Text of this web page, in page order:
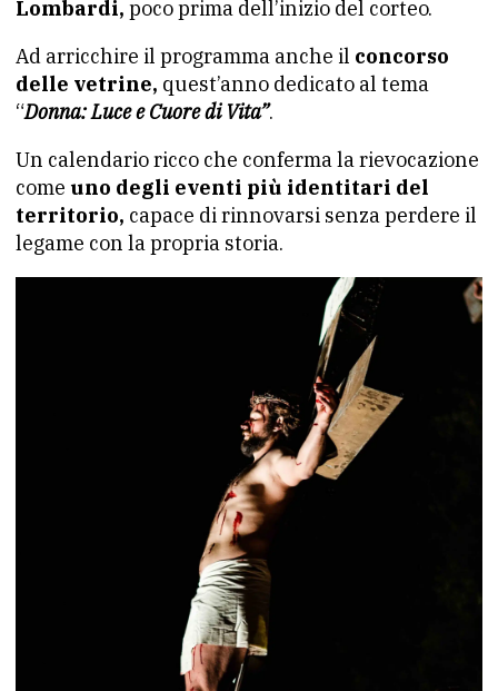
Lombardi, poco prima dell’inizio del corteo.
Ad arricchire il programma anche il concorso
delle vetrine, quest’anno dedicato al tema
“Donna: Luce e Cuore di Vita”.
Un calendario ricco che conferma la rievocazione
come uno degli eventi più identitari del
territorio, capace di rinnovarsi senza perdere il
legame con la propria storia.